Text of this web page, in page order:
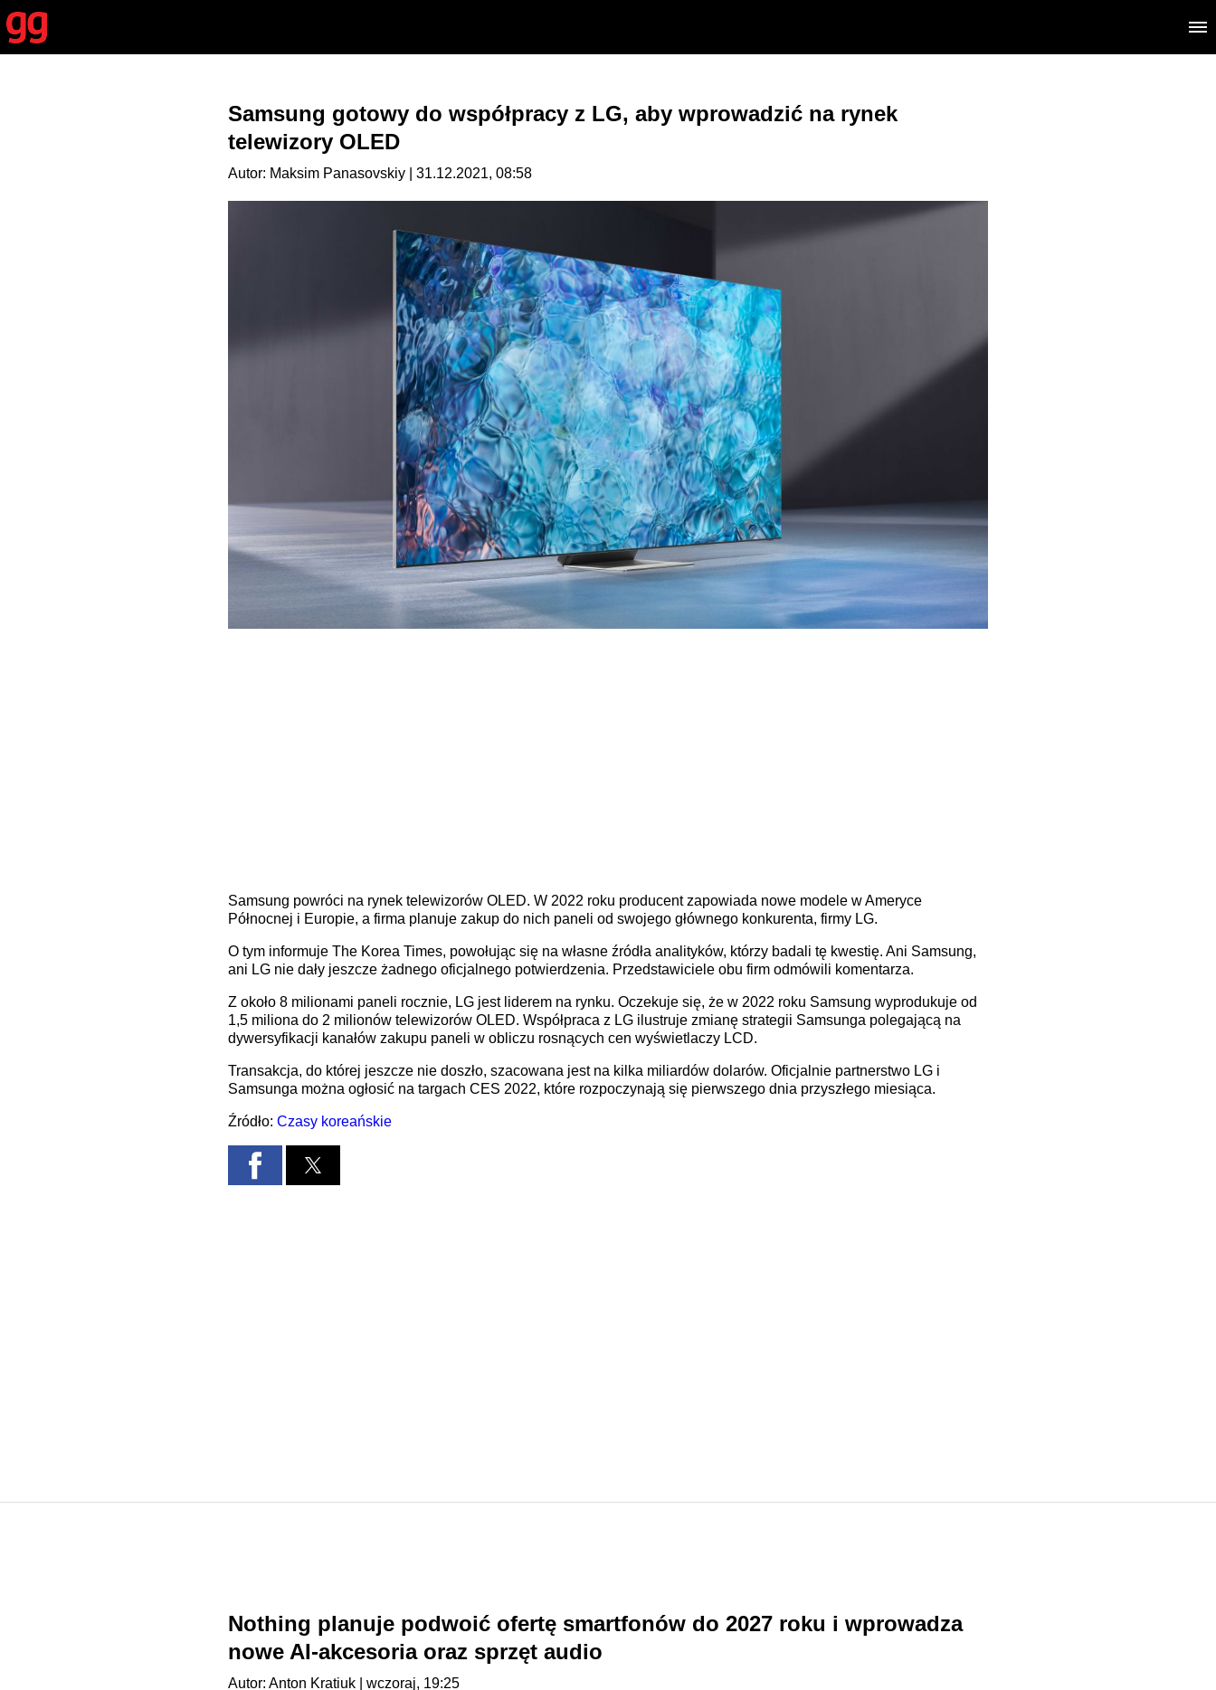
Samsung gotowy do współpracy z LG, aby wprowadzić na rynek
telewizory OLED
Autor: Maksim Panasovskiy | 31.12.2021, 08:58
Samsung powróci na rynek telewizorów OLED. W 2022 roku producent zapowiada nowe modele w Ameryce
Północnej i Europie, a firma planuje zakup do nich paneli od swojego głównego konkurenta, firmy LG.
O tym informuje The Korea Times, powołując się na własne źródła analityków, którzy badali tę kwestię. Ani Samsung,
ani LG nie dały jeszcze żadnego oficjalnego potwierdzenia. Przedstawiciele obu firm odmówili komentarza.
Z około 8 milionami paneli rocznie, LG jest liderem na rynku. Oczekuje się, że w 2022 roku Samsung wyprodukuje od
1,5 miliona do 2 milionów telewizorów OLED. Współpraca z LG ilustruje zmianę strategii Samsunga polegającą na
dywersyfikacji kanałów zakupu paneli w obliczu rosnących cen wyświetlaczy LCD.
Transakcja, do której jeszcze nie doszło, szacowana jest na kilka miliardów dolarów. Oficjalnie partnerstwo LG i
Samsunga można ogłosić na targach CES 2022, które rozpoczynają się pierwszego dnia przyszłego miesiąca.
Źródło: Czasy koreańskie